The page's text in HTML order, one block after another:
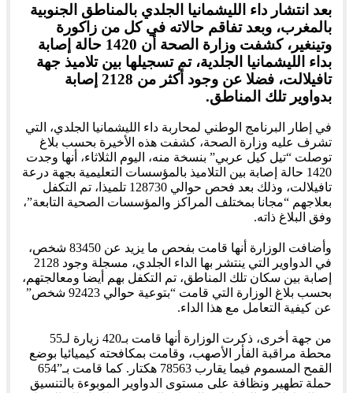
بعد انتشار داء الليشمانيا الجلدي بالمناطق الجنوبية
بالمغرب، وبعد تفاقم حالاته في كل من زاكورة
وتينغير، كشفت وزارة الصحة أن 1420 حالة إصابة
بداء الليشمانيا الجلدية، تم تسجيلها بين تلاميذ جهة
تافيلالت، فضلا عن وجود أكثر من 2128 إصابة
بدواوير تلك المناطق.
في إطار البرنامج الوطني لمحاربة داء الليشمانيا الجلدي، التي
تشرف عليه وزارة الصحة، كشفت هذه الأخيرة بحسب بلاغ
توصلت “تيل كيل عربي” بنسخة منه، اليوم الثلاثاء، أنها وجدت
1420 حالة إصابة بين التلاميذ بالمؤسسات التعليمية بجهة درعة
تافيلالت، وذلك بعد فحص حوالي 128730 تلميذا، تم التكفل
بعلاجهم “مجانا بمختلف المراكز والمؤسسات الصحية التابعة”،
وفق البلاغ ذاته.
وأضافت الوزارة أنها قامت بفحص ما يزيد عن 83450 شخص،
في الدواوير التي ينتشر بها الداء الجلدي، مسجلة وجود 2128
إصابة بين سكان تلك المناطق، تم التكفل بهم أيضا ومعالجتهم،
بحسب بلاغ الوزارة التي قامت “بتوعية حوالي 92423 شخص”
عن كيفية التعامل مع هذا الداء.
من جهة أخرى، ذكرت الوزارة أنها قامت بـ420 زيارة لـ55
محطة مراقبة الفأر الأصهب، وقامت بمكافحته كيميائيا بوضع
القمح المسموم فيما يقارب 78563 هكتار. كما قامت بـ”654
حملة تطهير ونظافة على مستوى الدواوير الموبوءة بالتنسيق